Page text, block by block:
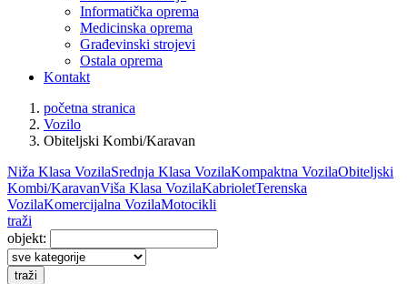
Informatička oprema
Medicinska oprema
Građevinski strojevi
Ostala oprema
Kontakt
početna stranica
Vozilo
Obiteljski Kombi/Karavan
Niža Klasa VozilaSrednja Klasa VozilaKompaktna VozilaObiteljski
Kombi/KaravanViša Klasa VozilaKabrioletTerenska
VozilaKomercijalna VozilaMotocikli
traži
objekt:
traži